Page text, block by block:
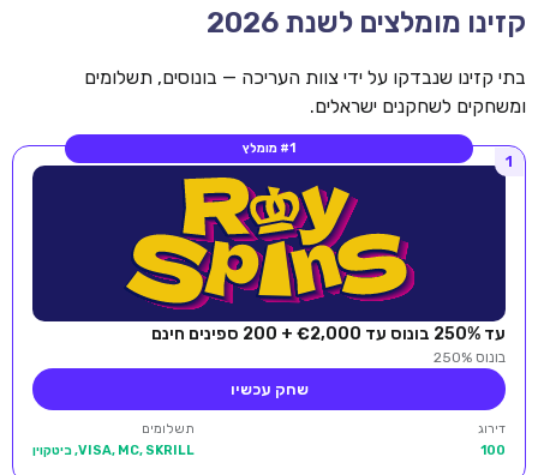
קזינו מומלצים לשנת 2026
בתי קזינו שנבדקו על ידי צוות העריכה — בונוסים, תשלומים
ומשחקים לשחקנים ישראלים.
#1 מומלץ
1
עד 250% בונוס עד €2,000 + 200 ספינים חינם
בונוס 250%
שחק עכשיו
דירוג
100
תשלומים
VISA, MC, SKRILL, ביטקוין